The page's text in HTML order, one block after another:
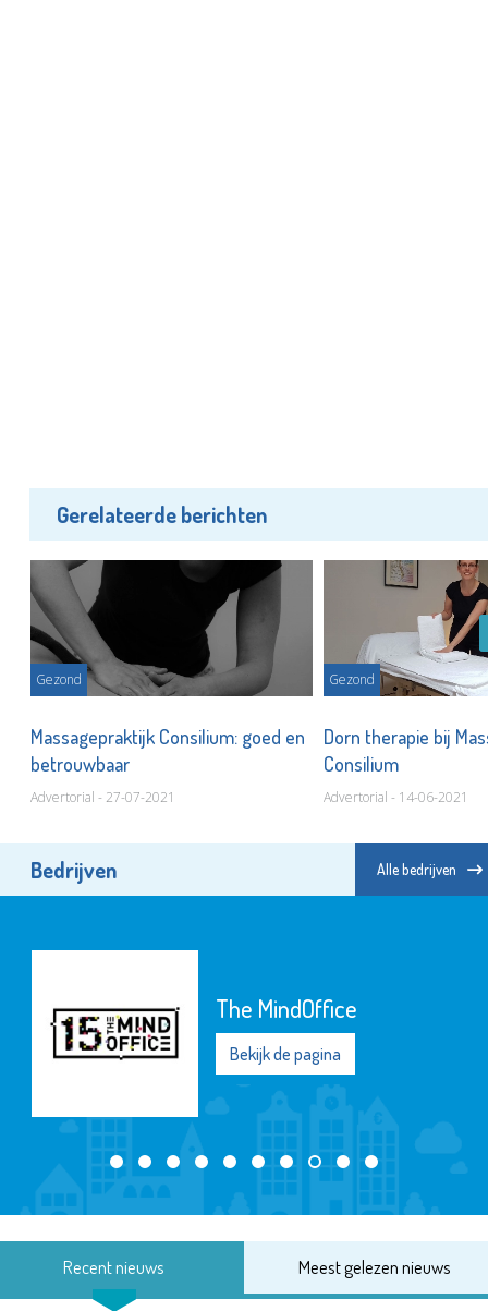
Gerelateerde berichten
Gezond
Massagepraktijk Consilium: goed en
betrouwbaar
Advertorial - 27-07-2021
Gezond
Dorn therapie bij
Consilium
Advertorial - 14-06-2021
Bedrijven Alle bedrijven
The MindOffice
Bekijk de pagina
Recent nieuws Meest gelezen nieuws